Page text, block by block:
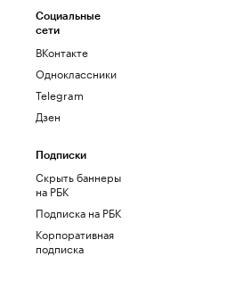
Социальные
сети
ВКонтакте
Одноклассники
Telegram
Дзен
Подписки
Скрыть баннеры
на РБК
Подписка на РБК
Корпоративная
подписка